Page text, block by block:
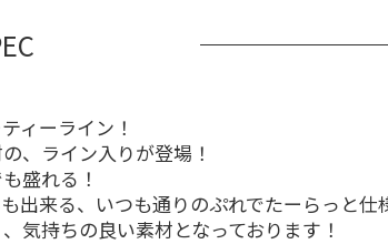
ィーライン！
、ライン入りが登場！
盛れる！
出来る、いつも通りのぷれでたーらっと仕
気持ちの良い素材となっております！